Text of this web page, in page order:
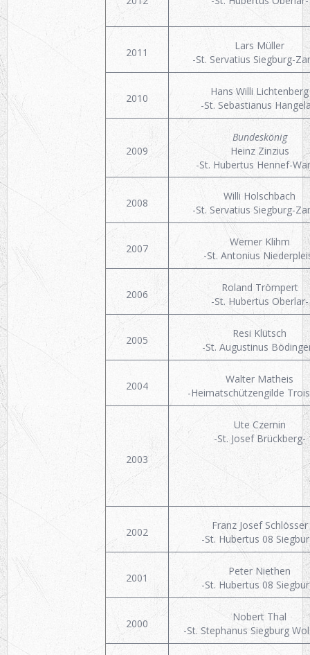
2011
Lars Müller
-St. Servatius Siegburg-
2010
Hans Willi Lichtenberg
-St. Sebastianus
2009
Bundeskönig
Heinz Zinzius
-St. Hubertus Hennef-
2008
Willi Holschbach
-St. Servatius Siegburg-
2007
Werner Klihm
-St. Antonius
2006
Roland Trömpert
-St. Hubertus Oberlar-
2005
Resi Klütsch
-St. Augustinus
2004
Walter Matheis
-Heimatschützengilde
2003
Ute Czernin
-St. Josef Brückberg-
2002
Franz Josef Schlösser
-St. Hubertus 08
2001
Peter Niethen
-St. Hubertus 08
2000
Nobert Thal
-St. Stephanus Siegburg